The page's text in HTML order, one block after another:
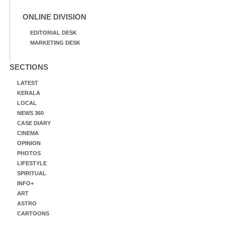
ONLINE DIVISION
EDITORIAL DESK
MARKETING DESK
SECTIONS
LATEST
KERALA
LOCAL
NEWS 360
CASE DIARY
CINEMA
OPINION
PHOTOS
LIFESTYLE
SPIRITUAL
INFO+
ART
ASTRO
CARTOONS